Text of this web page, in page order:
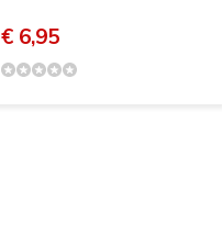
€ 6,95